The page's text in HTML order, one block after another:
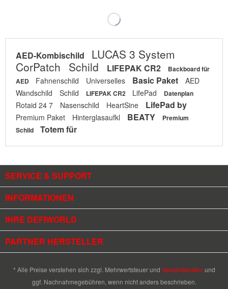
AED-Kombischild
LUCAS 3 System
CorPatch Schild LIFEPAK CR2
Backboard für
AED
Fahnenschild Universelles Basic Paket
AED
Wandschild
Schild LIFEPAK CR2 LifePad Datenplan
Rotaid 24 7 Nasenschild HeartSine LifePad by
Premium Paket Hinterglasaufkl BEATY
Premium
Schild
Totem für
SERVICE & SUPPORT
INFORMATIONEN
IHRE DEFIWORLD
PARTNER HERSTELLER
* Alle Preise verstehen sich zzgl. Mehrwertsteuer und Versandkosten und
ggf. Nachnahmegebühren, wenn nicht anders beschrieben.